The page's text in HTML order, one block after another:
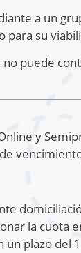
a un
para su
puede
y
la cuota
plazo del